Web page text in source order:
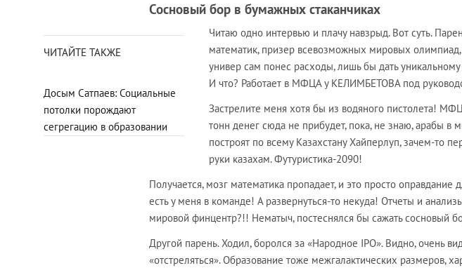
Сосновый бор в бумажных стаканчиках
ЧИТАЙТЕ ТАКЖЕ
Досым Сатпаев: Социальные
потолки порождают
сегрегацию в образовании
Читаю одно интервью и плачу навзрыд. Вот суть.
математик, призер всевозможных мировых олимпиад,
универ сам понес расходы, лишь бы дать
И что? Работает в МФЦА у КЕЛИМБЕТОВА под
Застрелите меня хотя бы из водяного пистолета!
тонн денег сюда не прибудет, пока, не знаю, арабы в
построят по всему Казахстану Хайперлуп, зачем-то
руки казахам. Футуристика-2090!
Получается, мозг математика пропадает, и это просто
есть у меня в команде! А развернуться-то некуда! Отчеты и
мировой финцентр?!! Нематыч, постеснялся бы сажать сосновый
Другой парень. Ходил, боролся за «Народное IPO». Видно, очень
«отстреляться». Образование тоже межгалактических размеров,